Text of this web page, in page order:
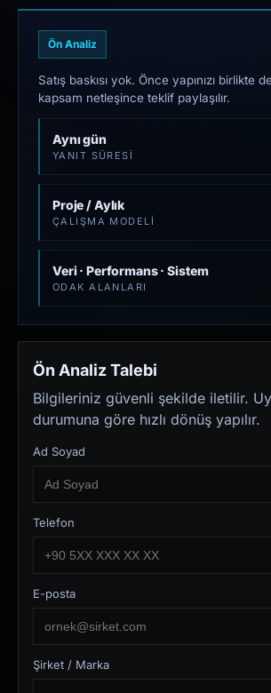
Ön Analiz
Satış baskısı yok. Önce yapınızı birlikte
kapsam netleşince teklif paylaşılır.
Aynı gün
YANIT SÜRESI
Proje / Aylık
ÇALIŞMA MODELI
Veri · Performans · Sistem
ODAK ALANLARI
Ön Analiz Talebi
Bilgileriniz güvenli şekilde iletilir.
durumuna göre hızlı dönüş yapılır.
Ad Soyad
Telefon
E-posta
Şirket / Marka